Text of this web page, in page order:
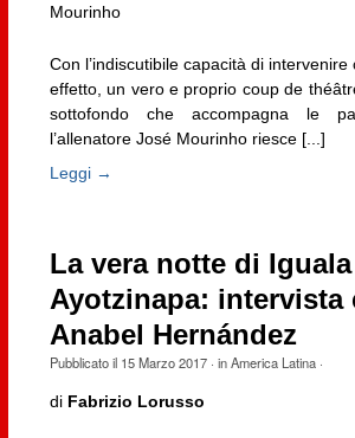
Mourinho
Con l’indiscutibile capacità di
effetto, un vero e proprio coup de
sottofondo che accompagna le
l’allenatore José Mourinho riesce [...]
Leggi →
La vera notte di
Ayotzinapa: intervista
Anabel Hernández
Pubblicato il 15 Marzo 2017· inAmerica Latina·
di Fabrizio Lorusso